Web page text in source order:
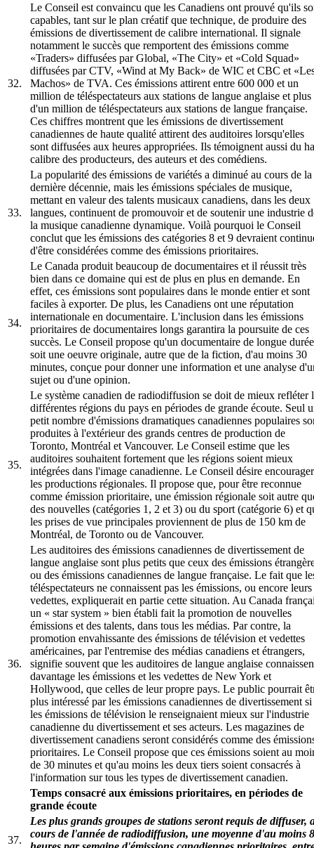
32.
Le Conseil est convaincu que les Canadiens ont prouvé qu'ils
capables, tant sur le plan créatif que technique, de produire des
émissions de divertissement de calibre international. Il signale
notamment le succès que remportent des émissions comme
«Traders» diffusées par Global, «The City» et «Cold Squad»
diffusées par CTV, «Wind at My Back» de WIC et CBC et
Machos» de TVA. Ces émissions attirent entre 600 000 et un
million de téléspectateurs aux stations de langue anglaise et plus
d'un million de téléspectateurs aux stations de langue française.
Ces chiffres montrent que les émissions de divertissement
canadiennes de haute qualité attirent des auditoires lorsqu'elles
sont diffusées aux heures appropriées. Ils témoignent aussi du
calibre des producteurs, des auteurs et des comédiens.
33.
La popularité des émissions de variétés a diminué au cours de la
dernière décennie, mais les émissions spéciales de musique,
mettant en valeur des talents musicaux canadiens, dans les deux
langues, continuent de promouvoir et de soutenir une industrie
la musique canadienne dynamique. Voilà pourquoi le Conseil
conclut que les émissions des catégories 8 et 9 devraient
d'être considérées comme des émissions prioritaires.
34.
Le Canada produit beaucoup de documentaires et il réussit très
bien dans ce domaine qui est de plus en plus en demande. En
effet, ces émissions sont populaires dans le monde entier et sont
faciles à exporter. De plus, les Canadiens ont une réputation
internationale en documentaire. L'inclusion dans les émissions
prioritaires de documentaires longs garantira la poursuite de ces
succès. Le Conseil propose qu'un documentaire de longue durée
soit une oeuvre originale, autre que de la fiction, d'au moins 30
minutes, conçue pour donner une information et une analyse
sujet ou d'une opinion.
35.
Le système canadien de radiodiffusion se doit de mieux refléter
différentes régions du pays en périodes de grande écoute. Seul
petit nombre d'émissions dramatiques canadiennes populaires
produites à l'extérieur des grands centres de production de
Toronto, Montréal et Vancouver. Le Conseil estime que les
auditoires souhaitent fortement que les régions soient mieux
intégrées dans l'image canadienne. Le Conseil désire encourager
les productions régionales. Il propose que, pour être reconnue
comme émission prioritaire, une émission régionale soit autre
des nouvelles (catégories 1, 2 et 3) ou du sport (catégorie 6) et
les prises de vue principales proviennent de plus de 150 km de
Montréal, de Toronto ou de Vancouver.
36.
Les auditoires des émissions canadiennes de divertissement de
langue anglaise sont plus petits que ceux des émissions
ou des émissions canadiennes de langue française. Le fait que
téléspectateurs ne connaissent pas les émissions, ou encore leurs
vedettes, expliquerait en partie cette situation. Au Canada
un « star system » bien établi fait la promotion de nouvelles
émissions et des talents, dans tous les médias. Par contre, la
promotion envahissante des émissions de télévision et vedettes
américaines, par l'entremise des médias canadiens et étrangers,
signifie souvent que les auditoires de langue anglaise
davantage les émissions et les vedettes de New York et
Hollywood, que celles de leur propre pays. Le public pourrait
plus intéressé par les émissions canadiennes de divertissement si
les émissions de télévision le renseignaient mieux sur l'industrie
canadienne du divertissement et ses acteurs. Les magazines de
divertissement canadiens seront considérés comme des
prioritaires. Le Conseil propose que ces émissions soient au
de 30 minutes et qu'au moins les deux tiers soient consacrés à
l'information sur tous les types de divertissement canadien.
Temps consacré aux émissions prioritaires, en périodes de
grande écoute
37.
Les plus grands groupes de stations seront requis de diffuser,
cours de l'année de radiodiffusion, une moyenne d'au moins 8